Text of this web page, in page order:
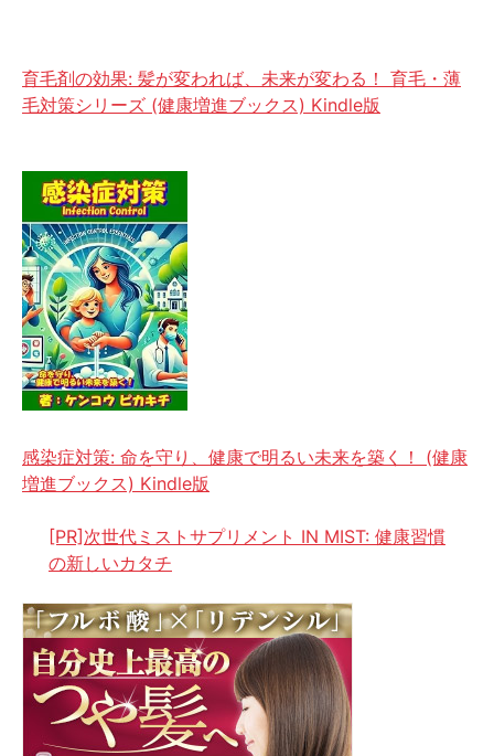
育毛剤の効果: 髪が変われば、未来が変わる！ 育毛・薄
毛対策シリーズ (健康増進ブックス) Kindle版
感染症対策: 命を守り、健康で明るい未来を築く！ (健康
増進ブックス) Kindle版
[PR]次世代ミストサプリメント IN MIST: 健康習慣
の新しいカタチ